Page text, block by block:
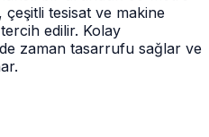
tesisat ve makine
edilir. Kolay
zaman tasarrufu sağlar ve